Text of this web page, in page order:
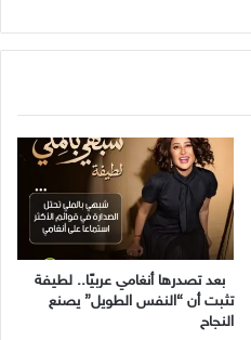
بعد تصدرها أنغامي عربيًا.. لطيفة
تثبت أن “النفس الطويل” يصنع
النجاح